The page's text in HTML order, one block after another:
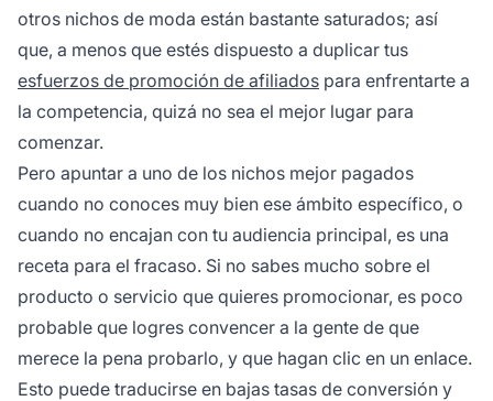
otros nichos de moda están bastante saturados; así
que, a menos que estés dispuesto a duplicar tus
esfuerzos de promoción de afiliados para enfrentarte a
la competencia, quizá no sea el mejor lugar para
comenzar.
Pero apuntar a uno de los nichos mejor pagados
cuando no conoces muy bien ese ámbito específico, o
cuando no encajan con tu audiencia principal, es una
receta para el fracaso. Si no sabes mucho sobre el
producto o servicio que quieres promocionar, es poco
probable que logres convencer a la gente de que
merece la pena probarlo, y que hagan clic en un enlace.
Esto puede traducirse en bajas tasas de conversión y